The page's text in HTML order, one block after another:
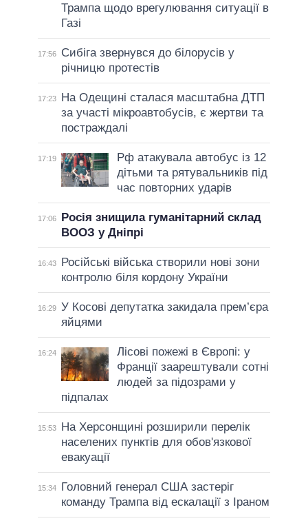
Трампа щодо врегулювання ситуації в
Газі
17:56
Сибіга звернувся до білорусів у
річницю протестів
17:23
На Одещині сталася масштабна ДТП
за участі мікроавтобусів, є жертви та
постраждалі
17:19
Рф атакувала автобус із 12
дітьми та рятувальників під
час повторних ударів
17:06
Росія знищила гуманітарний склад
ВООЗ у Дніпрі
16:43
Російські війська створили нові зони
контролю біля кордону України
16:29 У Косові депутатка закидала прем’єра
яйцями
16:24
Лісові пожежі в Європі: у
Франції заарештували сотні
людей за підозрами у
підпалах
15:53
На Херсонщині розширили перелік
населених пунктів для обов'язкової
евакуації
15:34
Головний генерал США застеріг
команду Трампа від ескалації з Іраном